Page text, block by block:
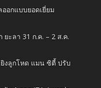
อกแบบยอดเยี่ยม
ยะลา 31 ก.ค. – 2 ส.ค.
ยิงลูกโหด แมน ซิตี้ ปรับ